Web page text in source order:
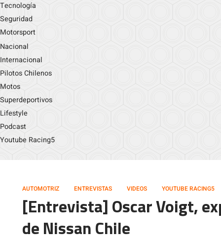
Tecnología
Seguridad
Motorsport
Nacional
Internacional
Pilotos Chilenos
Motos
Superdeportivos
Lifestyle
Podcast
Youtube Racing5
AUTOMOTRIZ ENTREVISTAS VIDEOS YOUTUBE RACING5
[Entrevista] Oscar Voigt,
de Nissan Chile